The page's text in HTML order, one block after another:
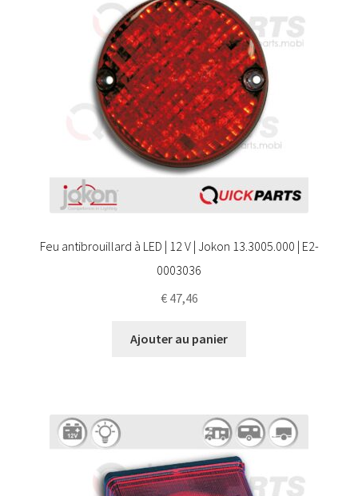
Feu antibrouillard à LED | 12 V | Jokon 13.3005.000 | E2-
0003036
€47,46
Ajouter au panier